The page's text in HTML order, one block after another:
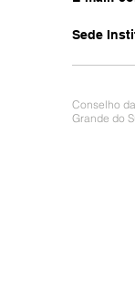
Sede
Conselho
Grande do